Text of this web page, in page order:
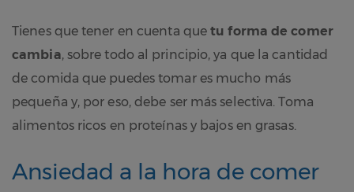
Tienes que tener en cuenta quetu forma de comer
cambia, sobre todo al principio, ya que la cantidad
de comida que puedes tomar es mucho más
pequeña y, por eso, debe ser más selectiva. Toma
alimentos ricos en proteínas y bajos en grasas.
Ansiedad a la hora de comer